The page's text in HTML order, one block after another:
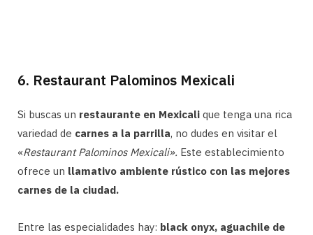
6. Restaurant Palominos Mexicali
Si buscas un restaurante en Mexicali que tenga una rica
variedad de carnes a la parrilla, no dudes en visitar el
«Restaurant Palominos Mexicali». Este establecimiento
ofrece un llamativo ambiente rústico con las mejores
carnes de la ciudad.
Entre las especialidades hay: black onyx, aguachile de